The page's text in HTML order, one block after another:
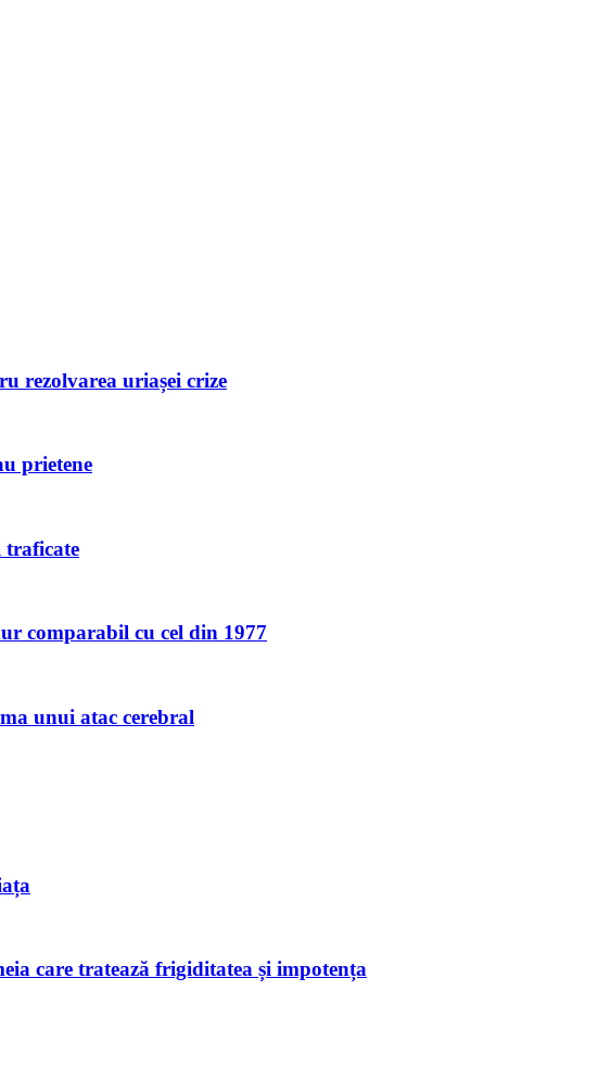
rezolvarea uriașei crize
prietene
traficate
comparabil cu cel din 1977
unui atac cerebral
care tratează frigiditatea și impotența